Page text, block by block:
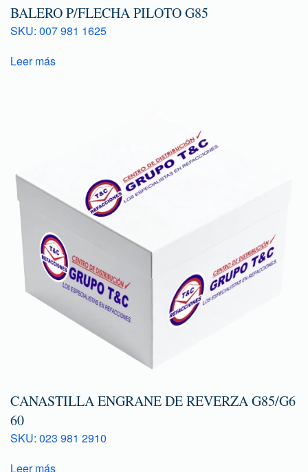
BALERO P/FLECHA PILOTO G85
SKU: 007 981 1625
Leer más
CANASTILLA ENGRANE DE REVERZA G85/G6
60
SKU: 023 981 2910
Leer más